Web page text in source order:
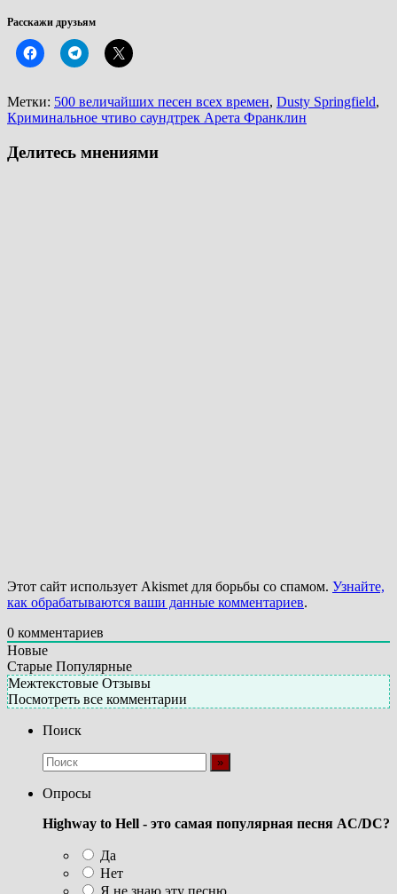
Расскажи друзьям
Метки: 500 величайших песен всех времен, Dusty Springfield,
Криминальное чтиво саундтрек Арета Франклин
Делитесь мнениями
Этот сайт использует Akismet для борьбы со спамом. Узнайте,
как обрабатываются ваши данные комментариев.
0 комментариев
Новые
Старые Популярные
Межтекстовые Отзывы
Посмотреть все комментарии
Поиск
Опросы
Highway to Hell - это самая популярная песня AC/DC?
Да
Нет
Я не знаю эту песню